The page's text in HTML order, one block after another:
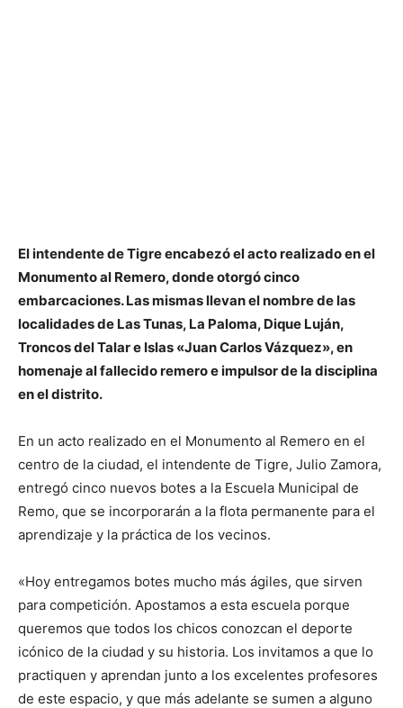
El intendente de Tigre encabezó el acto realizado en el
Monumento al Remero, donde otorgó cinco
embarcaciones. Las mismas llevan el nombre de las
localidades de Las Tunas, La Paloma, Dique Luján,
Troncos del Talar e Islas «Juan Carlos Vázquez», en
homenaje al fallecido remero e impulsor de la disciplina
en el distrito.
En un acto realizado en el Monumento al Remero en el
centro de la ciudad, el intendente de Tigre, Julio Zamora,
entregó cinco nuevos botes a la Escuela Municipal de
Remo, que se incorporarán a la flota permanente para el
aprendizaje y la práctica de los vecinos.
«Hoy entregamos botes mucho más ágiles, que sirven
para competición. Apostamos a esta escuela porque
queremos que todos los chicos conozcan el deporte
icónico de la ciudad y su historia. Los invitamos a que lo
practiquen y aprendan junto a los excelentes profesores
de este espacio, y que más adelante se sumen a alguno